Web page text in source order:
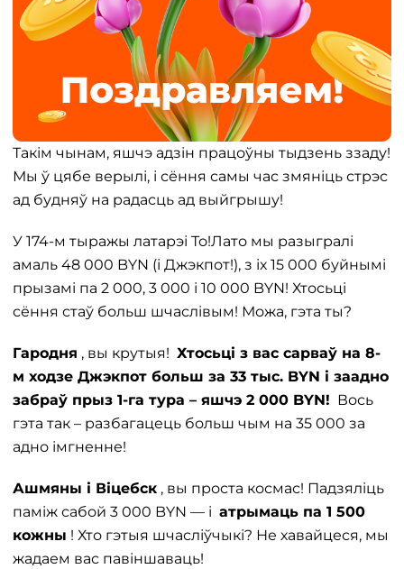
Такім чынам, яшчэ адзін працоўны тыдзень ззаду!
Мы ў цябе верылі, і сёння самы час змяніць стрэс
ад будняў на радасць ад выйгрышу!
У 174-м тыражы латарэі То!Лато мы разыгралі
амаль 48 000 BYN (і Джэкпот!), з іх 15 000 буйнымі
прызамі па 2 000, 3 000 і 10 000 BYN! Хтосьці
сёння стаў больш шчаслівым! Можа, гэта ты?
Гародня , вы крутыя! Хтосьці з вас сарваў на 8-
м ходзе Джэкпот больш за 33 тыс. BYN і заадно
забраў прыз 1-га тура – яшчэ 2 000 BYN! Вось
гэта так – разбагацець больш чым на 35 000 за
адно імгненне!
Ашмяны і Віцебск , вы проста космас! Падзяліць
паміж сабой 3 000 BYN — і атрымаць па 1 500
кожны ! Хто гэтыя шчасліўчыкі? Не хавайцеся, мы
жадаем вас павіншаваць!